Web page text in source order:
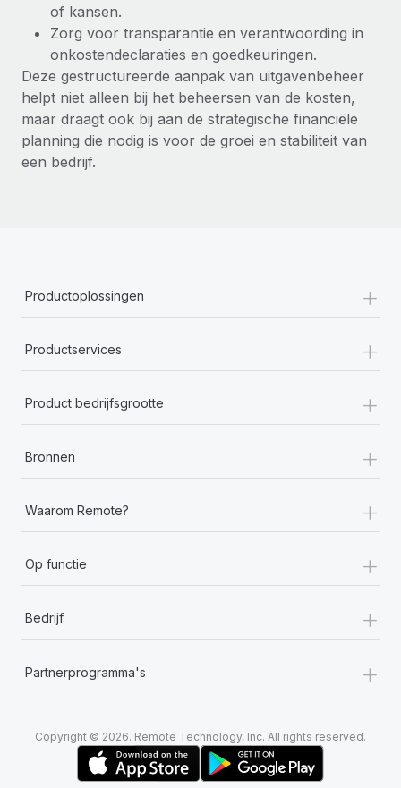
of kansen.
Zorg voor transparantie en verantwoording in
onkostendeclaraties en goedkeuringen.
Deze gestructureerde aanpak van uitgavenbeheer
helpt niet alleen bij het beheersen van de kosten,
maar draagt ook bij aan de strategische financiële
planning die nodig is voor de groei en stabiliteit van
een bedrijf.
Productoplossingen +
Productservices +
Product bedrijfsgrootte +
Bronnen +
Waarom Remote? +
Op functie +
Bedrijf +
Partnerprogramma's +
Copyright © 2026. Remote Technology, Inc. All rights reserved.